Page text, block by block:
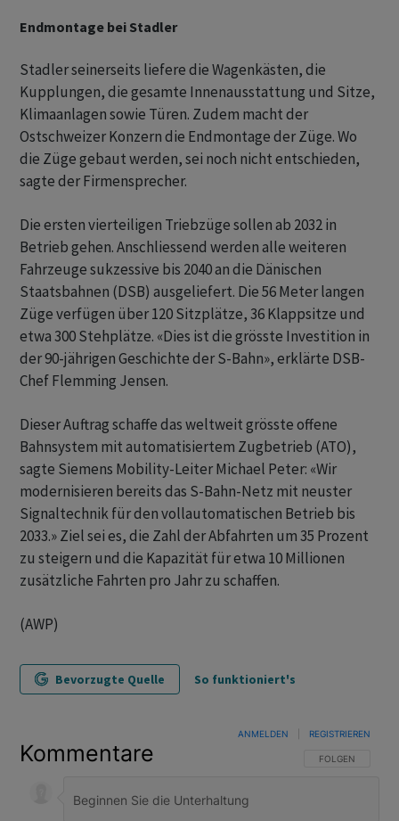
Endmontage bei Stadler
Stadler seinerseits liefere die Wagenkästen, die
Kupplungen, die gesamte Innenausstattung und Sitze,
Klimaanlagen sowie Türen. Zudem macht der
Ostschweizer Konzern die Endmontage der Züge. Wo
die Züge gebaut werden, sei noch nicht entschieden,
sagte der Firmensprecher.
Die ersten vierteiligen Triebzüge sollen ab 2032 in
Betrieb gehen. Anschliessend werden alle weiteren
Fahrzeuge sukzessive bis 2040 an die Dänischen
Staatsbahnen (DSB) ausgeliefert. Die 56 Meter langen
Züge verfügen über 120 Sitzplätze, 36 Klappsitze und
etwa 300 Stehplätze. «Dies ist die grösste Investition in
der 90-jährigen Geschichte der S-Bahn», erklärte DSB-
Chef Flemming Jensen.
Dieser Auftrag schaffe das weltweit grösste offene
Bahnsystem mit automatisiertem Zugbetrieb (ATO),
sagte Siemens Mobility-Leiter Michael Peter: «Wir
modernisieren bereits das S-Bahn-Netz mit neuster
Signaltechnik für den vollautomatischen Betrieb bis
2033.» Ziel sei es, die Zahl der Abfahrten um 35 Prozent
zu steigern und die Kapazität für etwa 10 Millionen
zusätzliche Fahrten pro Jahr zu schaffen.
(AWP)
Bevorzugte Quelle So funktioniert's
Kommentare FOLGE DIESER
FOLGEN
ANMELDEN REGISTRIEREN